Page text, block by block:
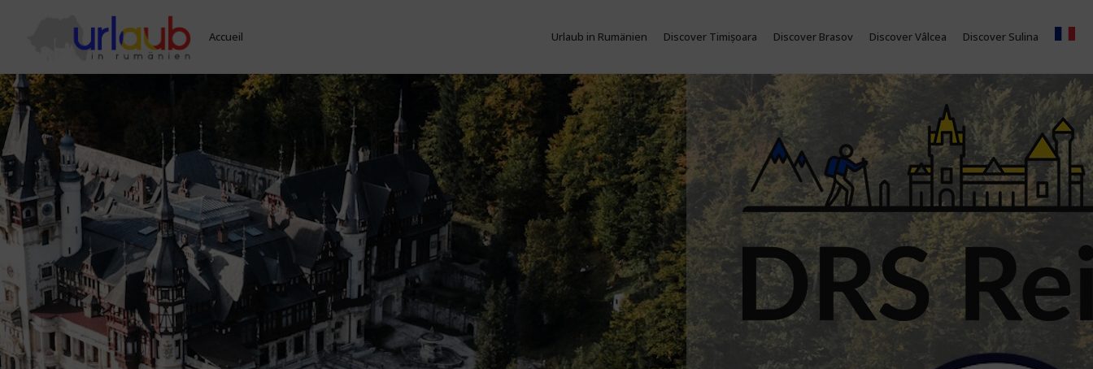
Accueil Urlaub in Rumänien Discover Timișoara Discover Brasov Discover Vâlcea Discover Sulina